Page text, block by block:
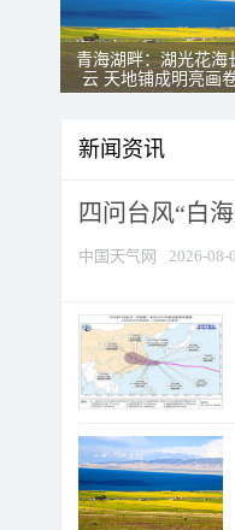
青海湖畔：湖光花海
云 天地铺成明亮画
新闻资讯
四问台风“白
中国天气网 2026-08-